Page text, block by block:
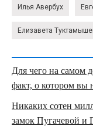
Илья Авербух
Елизавета
Для чего на самом
факт, о котором вы
Никаких сотен
замок Пугачевой и